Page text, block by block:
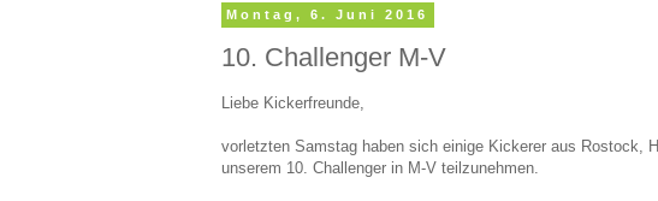
Montag, 6. Juni 2016
10. Challenger M-V
Liebe Kickerfreunde,
vorletzten Samstag haben sich einige Kickerer aus Rostock,
unserem 10. Challenger in M-V teilzunehmen.